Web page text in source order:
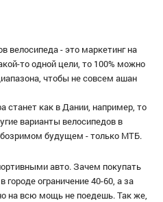
велосипеда - это маркетинг на
то одной цели, то 100% можно
чтобы не совсем ашан
станет как в Дании, например, то
варианты велосипедов в
будущем - только МТБ.
авто. Зачем покупать
ограничение 40-60, а за
на всю мощь не поедешь. Так же,